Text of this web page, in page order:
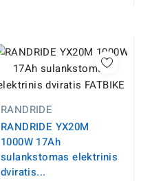
RANDRIDE
RANDRIDE YX20M
1000W 17Ah
sulankstomas elektrinis
dviratis...